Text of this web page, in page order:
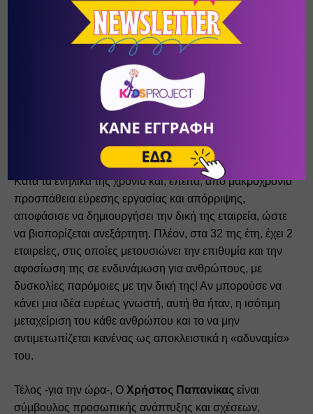
κατάγεται από τη Βοστώνη της
Μασαχουσέττης, όπου και διαγνώστηκε με το σύνδρομο
Κατά τα ενήλικά της χρόνια και, έπειτα, από μακροχρόνια
προσπάθεια εύρεσης εργασίας και απόρριψης,
αποφάσισε να δημιουργήσει την δική της εταιρεία, ώστε
να βιοπορίζεται ανεξάρτητη. Πλέον, στα 32 της έτη, έχει 2
εταιρείες, στις οποίες μετουσιώνει την επιθυμία και την
αφοσίωση της σε ενδυνάμωση για ανθρώπους, με
δυσκολίες παρόμοιες με την δική της! Αν μπορούσε να
κάνει μια ιδέα ευρέως γνωστή, αυτή θα ήταν, η ισότιμη
μεταχείριση του κάθε ανθρώπου και το να μην
αντιμετωπίζεται κανένας ως αποκλειστικά η «αδυναμία»
του.
Τέλος -για την ώρα-, Ο Χρήστος Παπανίκας είναι
σύμβουλος προσωπικής ανάπτυξης και σχέσεων,